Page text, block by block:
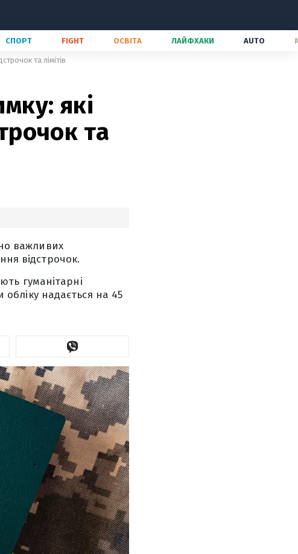
СПОРТ FIGHT ОСВІТА ЛАЙФХАКИ AUTO
та лімітів
які
та
важливих
відстрочок.
гуманітарні
надається на 45